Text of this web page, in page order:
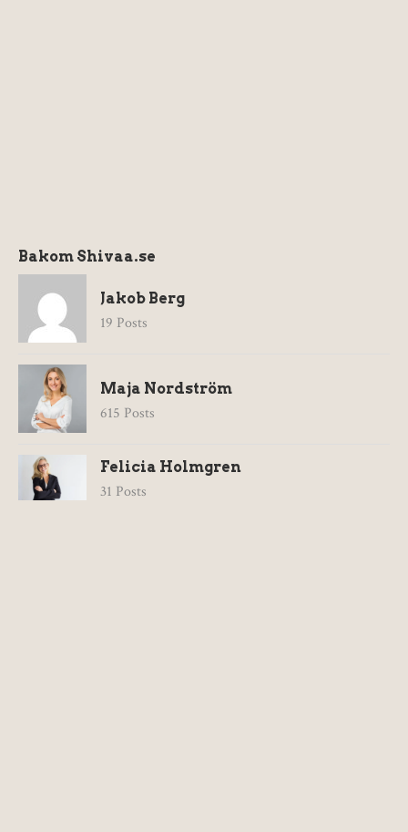
Bakom Shivaa.se
Jakob Berg
19 Posts
Maja Nordström
615 Posts
Felicia Holmgren
31 Posts